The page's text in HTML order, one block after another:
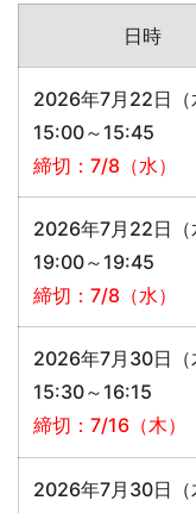
日時
2026年7月22日（
15:00～15:45
締切：7/8（水）
2026年7月22日（
19:00～19:45
締切：7/8（水）
2026年7月30日（
15:30～16:15
締切：7/16（木）
2026年7月30日（